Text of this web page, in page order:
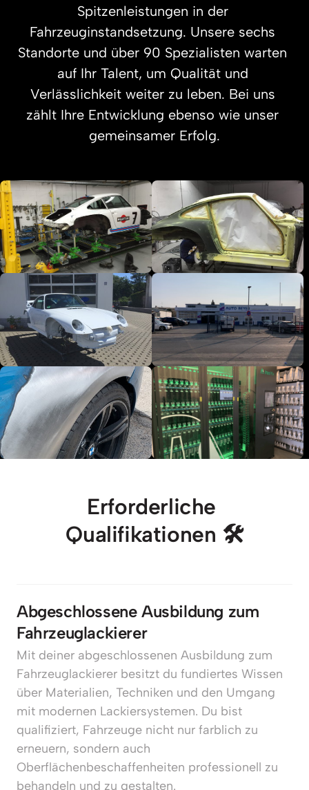
Spitzenleistungen in der
Fahrzeuginstandsetzung. Unsere sechs
Standorte und über 90 Spezialisten warten
auf Ihr Talent, um Qualität und
Verlässlichkeit weiter zu leben. Bei uns
zählt Ihre Entwicklung ebenso wie unser
gemeinsamer Erfolg.
Erforderliche
Qualifikationen 🛠️
Abgeschlossene Ausbildung zum
Fahrzeuglackierer
Mit deiner abgeschlossenen Ausbildung zum
Fahrzeuglackierer besitzt du fundiertes Wissen
über Materialien, Techniken und den Umgang
mit modernen Lackiersystemen. Du bist
qualifiziert, Fahrzeuge nicht nur farblich zu
erneuern, sondern auch
Oberflächenbeschaffenheiten professionell zu
behandeln und zu gestalten.